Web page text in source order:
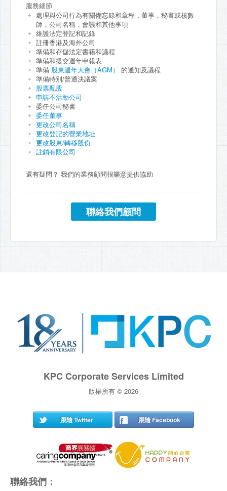
服務細節
處理與公司行為有關備忘錄和章程，董事，秘書或核數
師，公司名稱，會議和其他事項
維護法定登記和記錄
註冊香港及海外公司
準備和存儲法定書籍和議程
準備和提交週年申報表
準備 股東週年大會（AGM）
的通知及議程
準備特別/普通決議案
股票配股
申請不活動公司
委任公司秘書
委任董事
更改公司名稱
更改登記的營業地址
更改股東/轉移股份
註銷有限公司
還有疑問？ 我們的業務顧問很樂意提供協助
聯絡我們顧問
KPC Corporate Services Limited
版權所有 © 2026
跟隨 Twitter 跟隨 Facebook
聯絡我們：